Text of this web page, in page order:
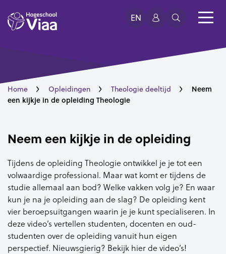
EN
Home Opleidingen Theologie deeltijd
Neem
een kijkje in de opleiding Theologie
Neem een kijkje in de opleiding
Tijdens de opleiding Theologie ontwikkel je je tot een
volwaardige professional. Maar wat komt er tijdens de
studie allemaal aan bod? Welke vakken volg je? En waar
kun je na je opleiding aan de slag? De opleiding kent
vier beroepsuitgangen waarin je je kunt specialiseren. In
deze video’s vertellen studenten, docenten en oud-
studenten over de opleiding vanuit hun eigen
perspectief. Nieuwsgierig? Bekijk hier de video’s!